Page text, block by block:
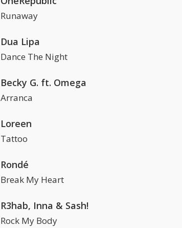
Runaway
Dua Lipa
Dance The Night
Becky G. ft. Omega
Arranca
Loreen
Tattoo
Rondé
Break My Heart
R3hab, Inna & Sash!
Rock My Body